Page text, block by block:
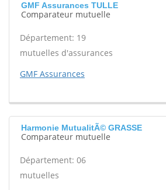
GMF Assurances TULLE
Comparateur mutuelle
Département: 19
mutuelles d'assurances
GMF Assurances
Harmonie MutualitÃ© GRASSE
Comparateur mutuelle
Département: 06
mutuelles